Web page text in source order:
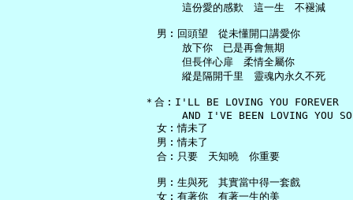
       這份愛的感歎　這一生　不褪減
   男︰回頭望　從未懂開口講愛你
       放下你　已是再會無期
       但長伴心扉　柔情全屬你
       縱是隔開千里　靈魂內永久不死
＊合︰I'LL BE LOVING YOU FOREVER
AND I'VE BEEN LOVING YOU
   女︰情未了
   男︰情未了
   合︰只要　天知曉　你重要
   男︰生與死　其實當中得一套戲
   女︰有著你　有著一生的美